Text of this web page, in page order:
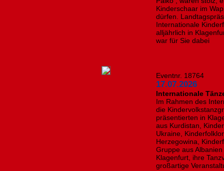
Kinderschaar im
dürfen.
Internationale
alljährlich in
war für Sie dabei
Eventnr. 18764
17.07.2026
Internationale
Im Rahmen des
die
präsentierten in
aus Kurdistan,
Ukraine,
Herzegowina,
Gruppe aus
Klagenfurt, ihre
großartige